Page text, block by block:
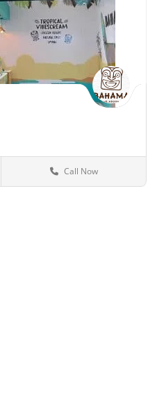
Call Now